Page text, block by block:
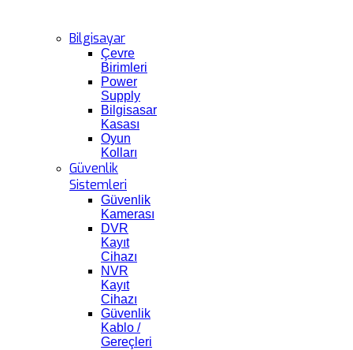
Bilgisayar
Çevre
Birimleri
Power
Supply
Bilgisasar
Kasası
Oyun
Kolları
Güvenlik
Sistemleri
Güvenlik
Kamerası
DVR
Kayıt
Cihazı
NVR
Kayıt
Cihazı
Güvenlik
Kablo /
Gereçleri